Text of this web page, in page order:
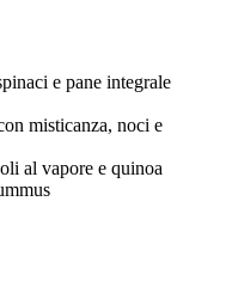
e pane integrale
misticanza, noci e
al vapore e quinoa